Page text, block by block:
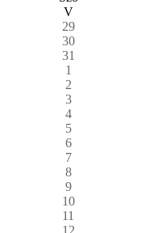
V
29
30
31
1
2
3
4
5
6
7
8
9
10
11
12